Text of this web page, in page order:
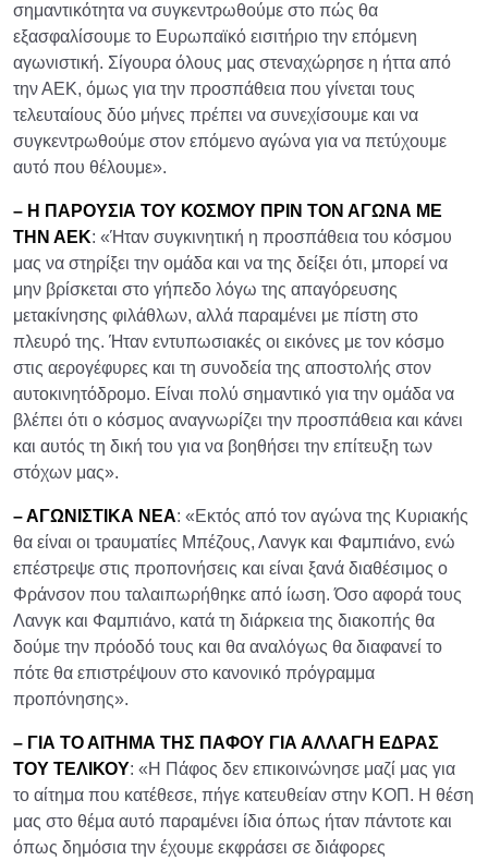
σημαντικότητα να συγκεντρωθούμε στο πώς θα
εξασφαλίσουμε το Ευρωπαϊκό εισιτήριο την επόμενη
αγωνιστική. Σίγουρα όλους μας στεναχώρησε η ήττα από
την ΑΕΚ, όμως για την προσπάθεια που γίνεται τους
τελευταίους δύο μήνες πρέπει να συνεχίσουμε και να
συγκεντρωθούμε στον επόμενο αγώνα για να πετύχουμε
αυτό που θέλουμε».
– Η ΠΑΡΟΥΣΙΑ ΤΟΥ ΚΟΣΜΟΥ ΠΡΙΝ ΤΟΝ ΑΓΩΝΑ ΜΕ
ΤΗΝ ΑΕΚ: «Ήταν συγκινητική η προσπάθεια του κόσμου
μας να στηρίξει την ομάδα και να της δείξει ότι, μπορεί να
μην βρίσκεται στο γήπεδο λόγω της απαγόρευσης
μετακίνησης φιλάθλων, αλλά παραμένει με πίστη στο
πλευρό της. Ήταν εντυπωσιακές οι εικόνες με τον κόσμο
στις αερογέφυρες και τη συνοδεία της αποστολής στον
αυτοκινητόδρομο. Είναι πολύ σημαντικό για την ομάδα να
βλέπει ότι ο κόσμος αναγνωρίζει την προσπάθεια και κάνει
και αυτός τη δική του για να βοηθήσει την επίτευξη των
στόχων μας».
– ΑΓΩΝΙΣΤΙΚΑ ΝΕΑ: «Εκτός από τον αγώνα της Κυριακής
θα είναι οι τραυματίες Μπέζους, Λανγκ και Φαμπιάνο, ενώ
επέστρεψε στις προπονήσεις και είναι ξανά διαθέσιμος ο
Φράνσον που ταλαιπωρήθηκε από ίωση. Όσο αφορά τους
Λανγκ και Φαμπιάνο, κατά τη διάρκεια της διακοπής θα
δούμε την πρόοδό τους και θα αναλόγως θα διαφανεί το
πότε θα επιστρέψουν στο κανονικό πρόγραμμα
προπόνησης».
– ΓΙΑ ΤΟ ΑΙΤΗΜΑ ΤΗΣ ΠΑΦΟΥ ΓΙΑ ΑΛΛΑΓΗ ΕΔΡΑΣ
ΤΟΥ ΤΕΛΙΚΟΥ: «Η Πάφος δεν επικοινώνησε μαζί μας για
το αίτημα που κατέθεσε, πήγε κατευθείαν στην ΚΟΠ. Η θέση
μας στο θέμα αυτό παραμένει ίδια όπως ήταν πάντοτε και
όπως δημόσια την έχουμε εκφράσει σε διάφορες